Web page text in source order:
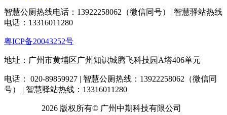
智慧公厕热线电话：13922258062（微信同号）| 智慧驿站热线
电话：13316011280
粤ICP备20043252号
地址：广州市黄埔区广州知识城腾飞科技园A塔406单元
电话： 020-89859927 | 智慧公厕热线：13922258062（微信同
号） | 智慧驿站热线：13316011280
2026 版权所有© 广州中期科技有限公司